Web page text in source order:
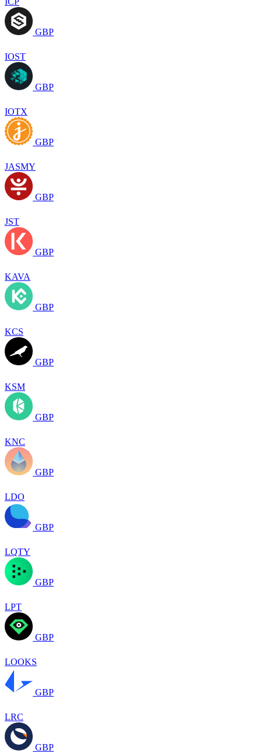
GBP
IOST
GBP
IOTX
GBP
JASMY
GBP
JST
GBP
KAVA
GBP
KCS
GBP
KSM
GBP
KNC
GBP
LDO
GBP
LQTY
GBP
LPT
GBP
LOOKS
GBP
LRC
GBP